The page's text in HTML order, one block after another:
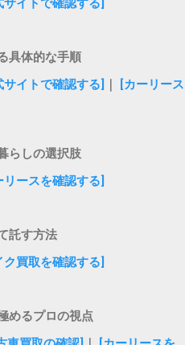
具体的な手順
サイトで確認する]
[カーリース
らしの選択肢
リースを確認する]
託す方法
ク買取を確認する]
めるプロの視点